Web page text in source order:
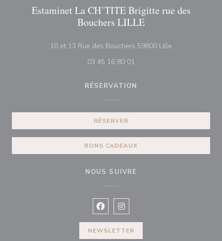
Estaminet La CH’TITE Brigitte rue des
Bouchers LILLE
10 et 13 Rue des Bouchers 59800 Lille
03 45 16 80 01
RÉSERVATION
RÉSERVER
BONS CADEAUX
NOUS SUIVRE
Facebook ((ouvre une nouvelle
Instagram ((ouvre une
NEWSLETTER